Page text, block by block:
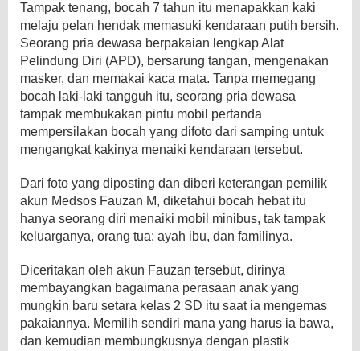
Tampak tenang, bocah 7 tahun itu menapakkan kaki
melaju pelan hendak memasuki kendaraan putih bersih.
Seorang pria dewasa berpakaian lengkap Alat
Pelindung Diri (APD), bersarung tangan, mengenakan
masker, dan memakai kaca mata. Tanpa memegang
bocah laki-laki tangguh itu, seorang pria dewasa
tampak membukakan pintu mobil pertanda
mempersilakan bocah yang difoto dari samping untuk
mengangkat kakinya menaiki kendaraan tersebut.
Dari foto yang diposting dan diberi keterangan pemilik
akun Medsos Fauzan M, diketahui bocah hebat itu
hanya seorang diri menaiki mobil minibus, tak tampak
keluarganya, orang tua: ayah ibu, dan familinya.
Diceritakan oleh akun Fauzan tersebut, dirinya
membayangkan bagaimana perasaan anak yang
mungkin baru setara kelas 2 SD itu saat ia mengemas
pakaiannya. Memilih sendiri mana yang harus ia bawa,
dan kemudian membungkusnya dengan plastik